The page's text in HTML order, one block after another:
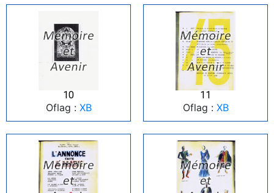
10
Oflag : XB
11
Oflag : XB